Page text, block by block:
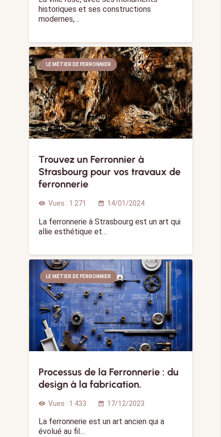
historiques et ses constructions
modernes,…
LE MÉTIER DE FERRONNIER
Trouvez un Ferronnier à
Strasbourg pour vos travaux de
ferronnerie
visibility Vues : 1 271 calendar_month 14/01/2024
La ferronnerie à Strasbourg est un art qui
allie esthétique et…
LE MÉTIER DE FERRONNIER
Processus de la Ferronnerie : du
design à la fabrication.
visibility Vues : 1 433 calendar_month 17/12/2023
La ferronnerie est un art ancien qui a
évolué au fil…